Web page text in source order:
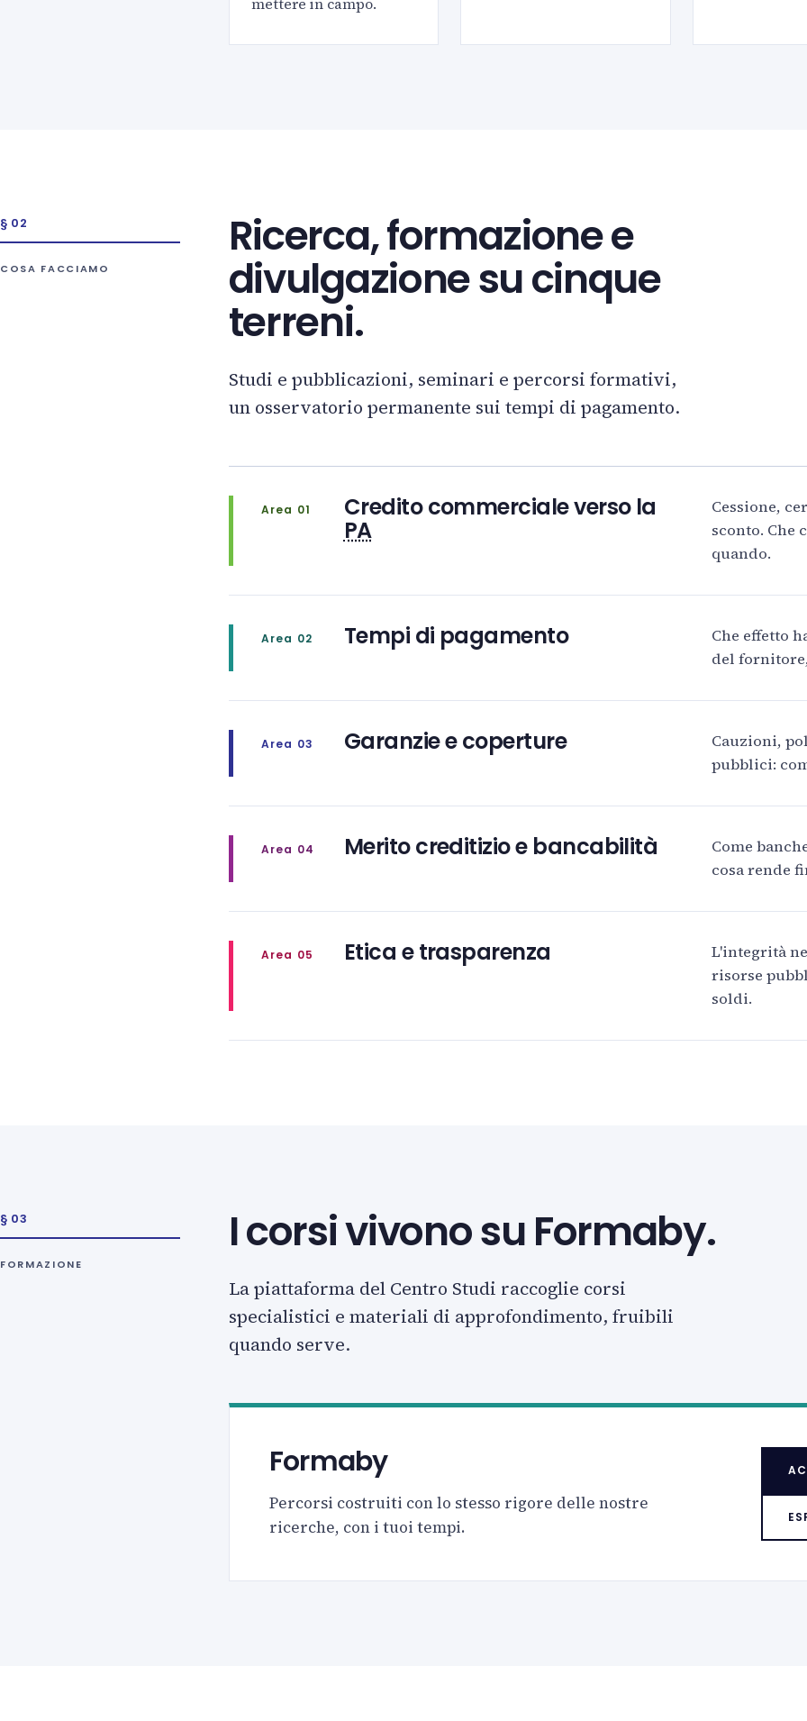
mettere in campo.
§ 02
COSA FACCIAMO
Ricerca, formazione e
divulgazione su cinque
terreni.
Studi e pubblicazioni, seminari e percorsi formativi,
un osservatorio permanente sui tempi di pagamento.
Area 01 Credito commerciale verso la
PA
Cessione,
sconto. Che
quando.
Area 02 Tempi di pagamento
Che effetto
del
Area 03 Garanzie e coperture
Cauzioni,
pubblici:
Area 04 Merito creditizio e bancabilità
Come
cosa rende
Area 05 Etica e trasparenza
L'integrità
risorse
soldi.
§ 03
FORMAZIONE
I corsi vivono su Formaby.
La piattaforma del Centro Studi raccoglie corsi
specialistici e materiali di approfondimento, fruibili
quando serve.
Formaby
Percorsi costruiti con lo stesso rigore delle nostre
ricerche, con i tuoi tempi.